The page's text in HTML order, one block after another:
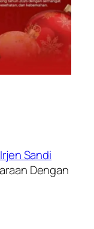
Irjen Sandi
Dengan